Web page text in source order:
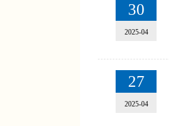
30
2025-04
27
2025-04